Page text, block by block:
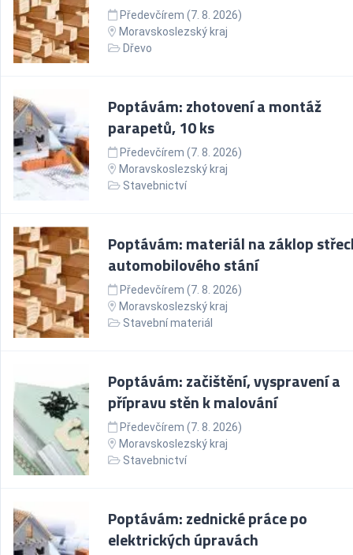
Předevčírem (7. 8. 2026)
Moravskoslezský kraj
Dřevo
Poptávám: zhotovení a montáž
parapetů, 10 ks
Předevčírem (7. 8. 2026)
Moravskoslezský kraj
Stavebnictví
Poptávám: materiál na záklop
automobilového stání
Předevčírem (7. 8. 2026)
Moravskoslezský kraj
Stavební materiál
Poptávám: začištění, vyspravení a
přípravu stěn k malování
Předevčírem (7. 8. 2026)
Moravskoslezský kraj
Stavebnictví
Poptávám: zednické práce po
elektrických úpravách